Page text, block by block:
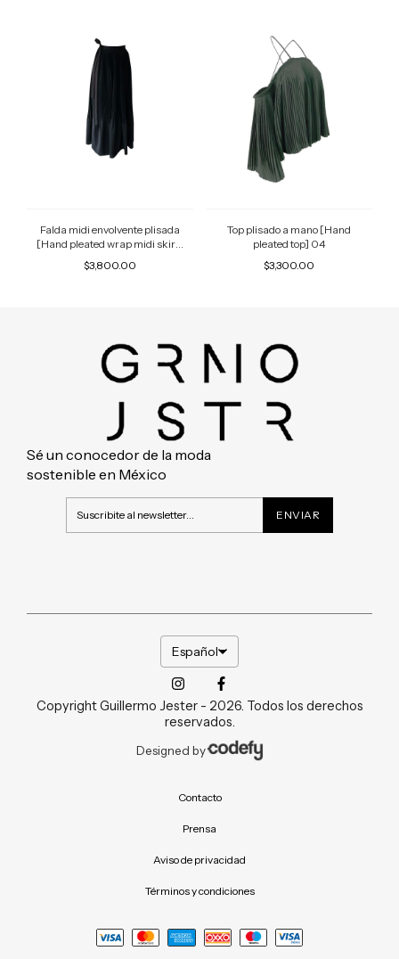
Falda midi envolvente plisada
[Hand pleated wrap midi skirt]
$3,800.00
Top plisado a mano [Hand
pleated top] 04
$3,300.00
Sé un conocedor de la moda
sostenible en México
Español
Copyright Guillermo Jester - 2026. Todos los derechos
reservados.
Designed by
Contacto
Prensa
Aviso de privacidad
Términos y condiciones